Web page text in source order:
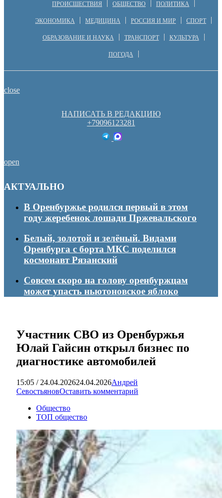
ПРОИСШЕСТВИЯ ОБЩЕСТВО ПОЛИТИКА
ЭКОНОМИКА МЕДИЦИНА РОССИЯ И МИР СПОРТ
ОБРАЗОВАНИЕ И НАУКА ТРАНСПОРТ КУЛЬТУРА
ПОГОДА
close
НАПИСАТЬ В РЕДАКЦИЮ
+79096123281
open
АКТУАЛЬНО
В Оренбуржье родился первый в этом
году жеребенок лошади Пржевальского
Белый, золотой и зелёный. Видами
Оренбурга с борта МКС поделился
космонавт Рязанский
Совсем скоро на голову оренбуржцам
может упасть ньютоновское яблоко
Участник СВО из Оренбуржья
Юлай Гайсин открыл бизнес по
диагностике автомобилей
15:05 / 24.04.202624.04.2026Андрей
СевостьяновОставить комментарий
Общество
ТОП общество